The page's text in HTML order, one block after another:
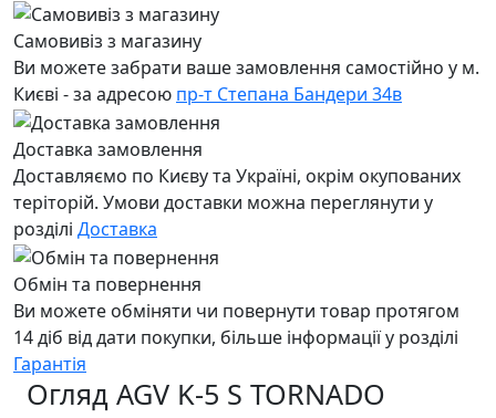
Самовивіз з магазину
Ви можете забрати ваше замовлення самостійно у м.
Києві - за адресою пр-т Степана Бандери 34в
Доставка замовлення
Доставляємо по Києву та Україні, окрім окупованих
теріторій. Умови доставки можна переглянути у
розділі Доставка
Обмін та повернення
Ви можете обміняти чи повернути товар протягом
14 діб від дати покупки, більше інформації у розділі
Гарантія
Огляд AGV K-5 S TORNADO